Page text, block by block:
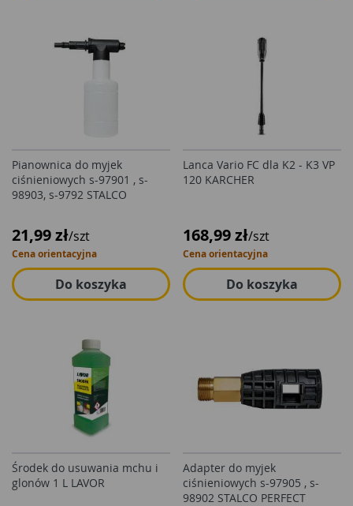
Pianownica do myjek
ciśnieniowych s-97901 , s-
98903, s-9792 STALCO
21,99 zł/szt
Cena orientacyjna
Do koszyka
Lanca Vario FC dla K2 - K3 VP
120 KARCHER
168,99 zł/szt
Cena orientacyjna
Do koszyka
Środek do usuwania mchu i
glonów 1 L LAVOR
Adapter do myjek
ciśnieniowych s-97905 , s-
98902 STALCO PERFECT